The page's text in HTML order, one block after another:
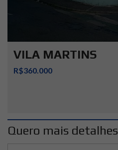
VILA MARTINS
R$360.000
Quero mais detalhes